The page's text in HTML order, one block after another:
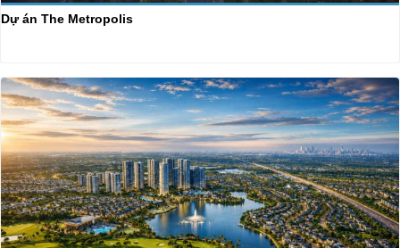
Dự án The Metropolis